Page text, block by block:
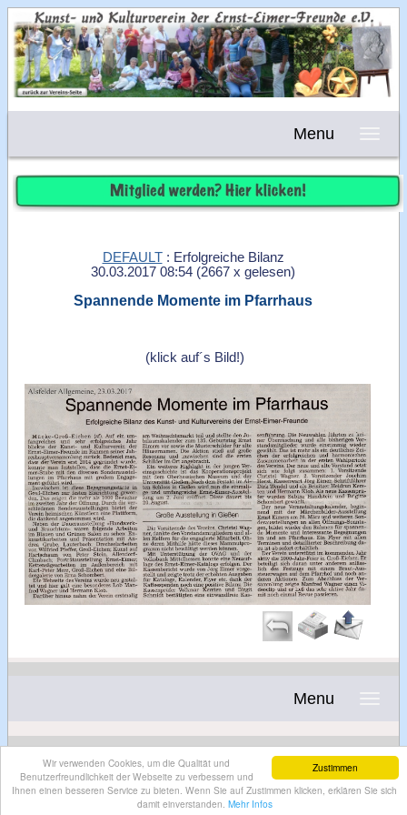
Zustimmen
Wir verwenden Cookies, um die Qualität und
Benutzerfreundlichkeit der Webseite zu verbessern und
Ihnen einen besseren Service zu bieten. Wenn Sie auf Zustimmen klicken, erklären Sie sich
damit einverstanden. Mehr Infos
Menu
DEFAULT: Erfolgreiche Bilanz
30.03.2017 08:54 (2667 x gelesen)
Spannende Momente im Pfarrhaus
(klick auf´s Bild!)
Menu